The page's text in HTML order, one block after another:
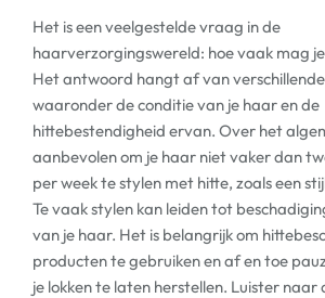
Het is een veelgestelde vraag in de
haarverzorgingswereld: hoe vaak mag
Het antwoord hangt af van
waaronder de conditie van je haar en de
hittebestendigheid ervan. Over het
aanbevolen om je haar niet vaker dan
per week te stylen met hitte, zoals een
Te vaak stylen kan leiden tot
van je haar. Het is belangrijk om
producten te gebruiken en af en toe
je lokken te laten herstellen. Luister